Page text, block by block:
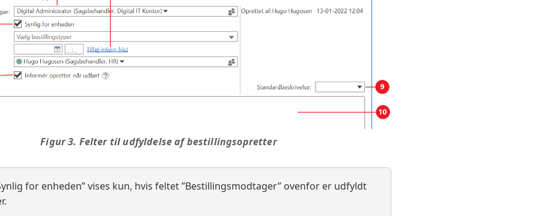
Figur 3. Felter til udfyldelse af bestillingsopretter
for enheden” vises kun, hvis feltet ”Bestillingsmodtager” ovenfor er udfyldt